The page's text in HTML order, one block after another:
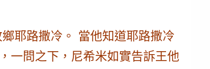
耶路撒冷。
當他知道耶路撒冷
一問之下，尼希米如實告訴王他